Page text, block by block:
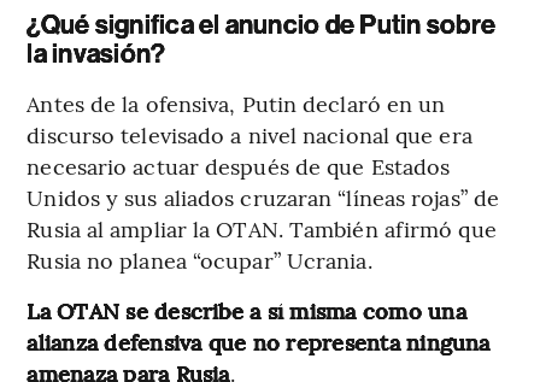
¿Qué significa el anuncio de Putin sobre
la invasión?
Antes de la ofensiva, Putin declaró en un
discurso televisado a nivel nacional que era
necesario actuar después de que Estados
Unidos y sus aliados cruzaran “líneas rojas” de
Rusia al ampliar la OTAN. También afirmó que
Rusia no planea “ocupar” Ucrania.
La OTAN se describe a sí misma como una
alianza defensiva que no representa ninguna
amenaza para Rusia.